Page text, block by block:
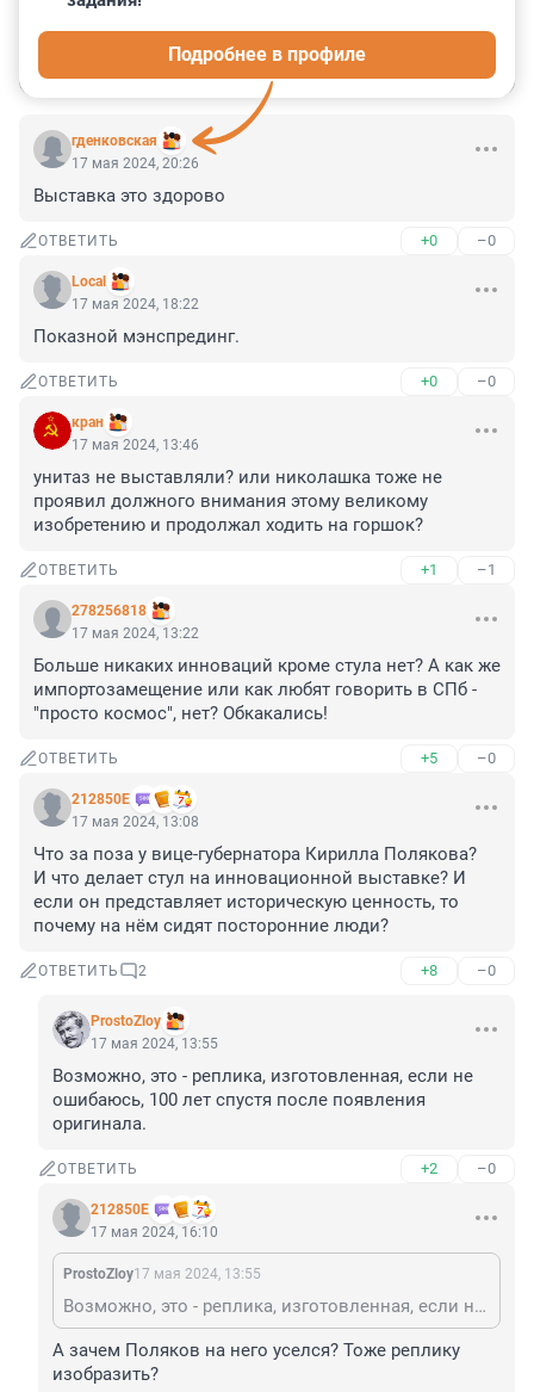
гденковская
Подробнее в профиле
17 мая 2024, 20:26
Выставка это здорово
ОТВЕТИТЬ +0 –0
Local
17 мая 2024, 18:22
Показной мэнспрединг.
ОТВЕТИТЬ +0 –0
кран
17 мая 2024, 13:46
унитаз не выставляли? или николашка тоже не
проявил должного внимания этому великому
изобретению и продолжал ходить на горшок?
ОТВЕТИТЬ +1 –1
278256818
17 мая 2024, 13:22
Больше никаких инноваций кроме стула нет? А как же
импортозамещение или как любят говорить в СПб -
"просто космос", нет? Обкакались!
ОТВЕТИТЬ +5 –0
212850Е
17 мая 2024, 13:08
Что за поза у вице-губернатора Кирилла Полякова?
И что делает стул на инновационной выставке? И
если он представляет историческую ценность, то
почему на нём сидят посторонние люди?
ОТВЕТИТЬ 2 +8 –0
ProstoZloy
17 мая 2024, 13:55
Возможно, это - реплика, изготовленная, если не
ошибаюсь, 100 лет спустя после появления
оригинала.
ОТВЕТИТЬ +2 –0
212850Е
17 мая 2024, 16:10
ProstoZloy17 мая 2024, 13:55
Возможно, это - реплика, изготовленная, если не ошибаюсь, 100 лет спустя после появления оригинала.
А зачем Поляков на него уселся? Тоже реплику
изобразить?